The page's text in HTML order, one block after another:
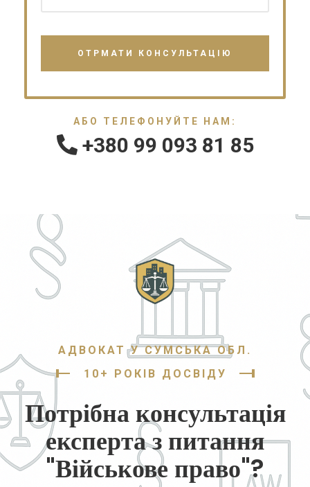
АБО ТЕЛЕФОНУЙТЕ НАМ:
+380 99 093 81 85
АДВОКАТ У СУМСЬКА ОБЛ.
10+ РОКІВ ДОСВІДУ
Потрібна консультація
експерта з питання
"Військове право"?